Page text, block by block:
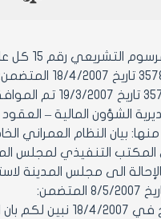
ولائحته التنفيذية وتعديلاتهما
الشؤون المالية –
المكتب التنفيذي لمجلس
الى مجلس المدينة
إشارة لحاشيتكم